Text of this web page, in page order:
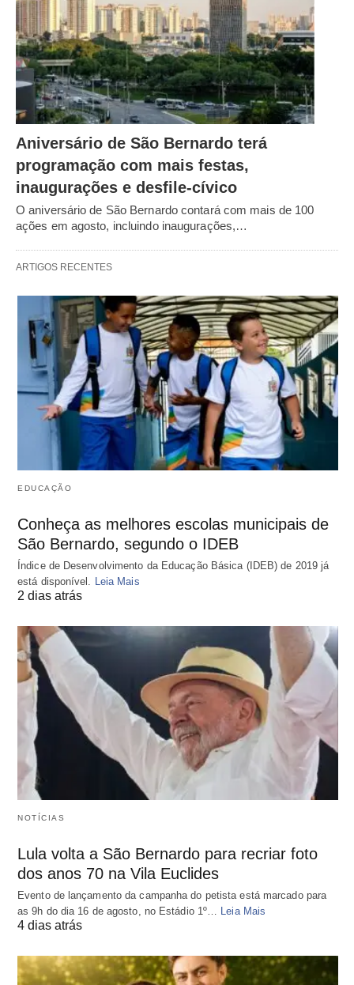
Aniversário de São Bernardo terá
programação com mais festas,
inaugurações e desfile-cívico
O aniversário de São Bernardo contará com mais de 100
ações em agosto, incluindo inaugurações,…
ARTIGOS RECENTES
EDUCAÇÃO
Conheça as melhores escolas municipais de
São Bernardo, segundo o IDEB
Índice de Desenvolvimento da Educação Básica (IDEB) de 2019 já
está disponível.
Leia Mais
2 dias atrás
NOTÍCIAS
Lula volta a São Bernardo para recriar foto
dos anos 70 na Vila Euclides
Evento de lançamento da campanha do petista está marcado para
as 9h do dia 16 de agosto, no Estádio 1º… Leia Mais
4 dias atrás